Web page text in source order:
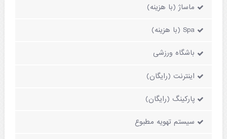
ماساژ (با هزینه)
Spa (با هزینه)
باشگاه ورزشی
اینترنت (رایگان)
پارکینگ (رایگان)
سیستم تهویه مطبوع